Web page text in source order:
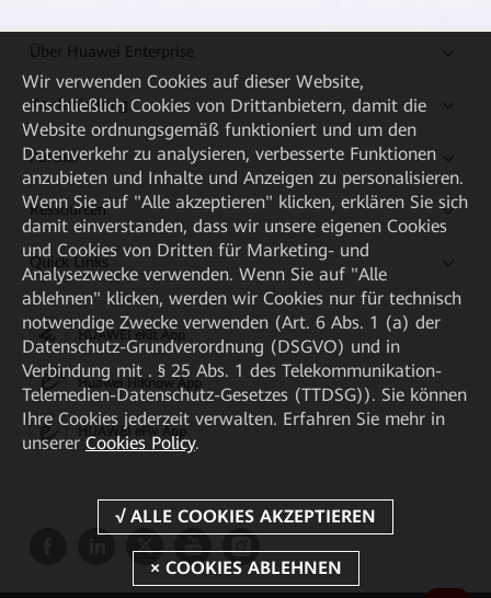
Über Huawei Enterprise
Kaufanleitung
Partner
Ressourcen
Quick Links
HUAWEI eKit App
Huawei HiKnow App
HUAWEI eFly App
Wir verwenden Cookies auf dieser Website,
einschließlich Cookies von Drittanbietern, damit die
Website ordnungsgemäß funktioniert und um den
Datenverkehr zu analysieren, verbesserte Funktionen
anzubieten und Inhalte und Anzeigen zu personalisieren.
Wenn Sie auf "Alle akzeptieren" klicken, erklären Sie sich
damit einverstanden, dass wir unsere eigenen Cookies
und Cookies von Dritten für Marketing- und
Analysezwecke verwenden. Wenn Sie auf "Alle
ablehnen" klicken, werden wir Cookies nur für technisch
notwendige Zwecke verwenden (Art. 6 Abs. 1 (a) der
Datenschutz-Grundverordnung (DSGVO) und in
Verbindung mit . § 25 Abs. 1 des Telekommunikation-
Telemedien-Datenschutz-Gesetzes (TTDSG)). Sie können
Ihre Cookies jederzeit verwalten. Erfahren Sie mehr in
unserer Cookies Policy.